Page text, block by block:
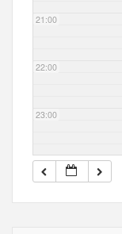
21:00
22:00
23:00